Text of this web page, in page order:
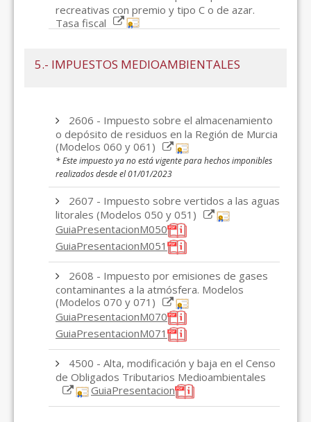
recreativas con premio y tipo C o de azar.
Tasa fiscal
5.- IMPUESTOS MEDIOAMBIENTALES
2606 - Impuesto sobre el almacenamiento
o depósito de residuos en la Región de Murcia
(Modelos 060 y 061)
* Este impuesto ya no está vigente para hechos imponibles
realizados desde el 01/01/2023
2607 - Impuesto sobre vertidos a las aguas
litorales (Modelos 050 y 051)
GuiaPresentacionM050
GuiaPresentacionM051
2608 - Impuesto por emisiones de gases
contaminantes a la atmósfera. Modelos
(Modelos 070 y 071)
GuiaPresentacionM070
GuiaPresentacionM071
4500 - Alta, modificación y baja en el Censo
de Obligados Tributarios Medioambientales
GuiaPresentacion